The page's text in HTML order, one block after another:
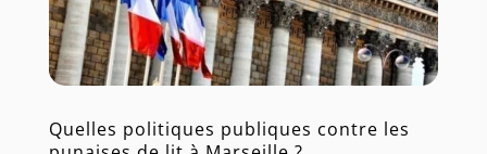
Quelles politiques publiques contre les